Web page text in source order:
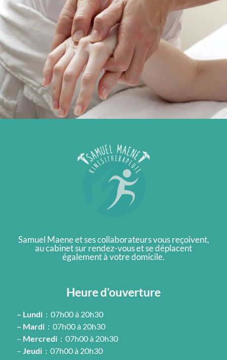
Samuel Maene et ses collaborateurs vous reçoivent,
au cabinet sur rendez-vous et se déplacent
également à votre domicile.
Heure d'ouverture
– Lundi : 07h00 à 20h30
– Mardi : 07h00 à 20h30
– Mercredi : 07h00 à 20h30
– Jeudi : 07h00 à 20h30